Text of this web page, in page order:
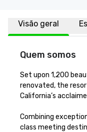
Visão geral
Quem somos
Set upon 1,200
renovated, the
California’s
Combining
class meeting